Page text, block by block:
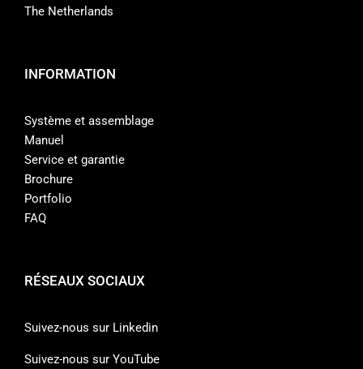
The Netherlands
INFORMATION
Système et assemblage
Manuel
Service et garantie
Brochure
Portfolio
FAQ
RÉSEAUX SOCIAUX
Suivez-nous sur Linkedin
Suivez-nous sur YouTube